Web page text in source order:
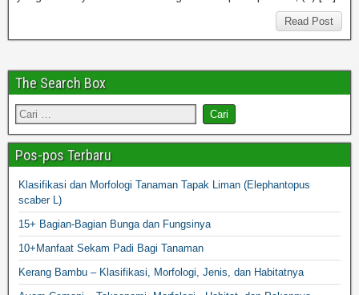
Read Post
The Search Box
Pos-pos Terbaru
Klasifikasi dan Morfologi Tanaman Tapak Liman (Elephantopus
scaber L)
15+ Bagian-Bagian Bunga dan Fungsinya
10+Manfaat Sekam Padi Bagi Tanaman
Kerang Bambu – Klasifikasi, Morfologi, Jenis, dan Habitatnya